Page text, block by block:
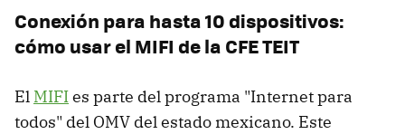
Conexión para hasta 10 dispositivos:
cómo usar el MIFI de la CFE TEIT
El MIFIes parte del programa "Internet para
todos" del OMV del estado mexicano. Este